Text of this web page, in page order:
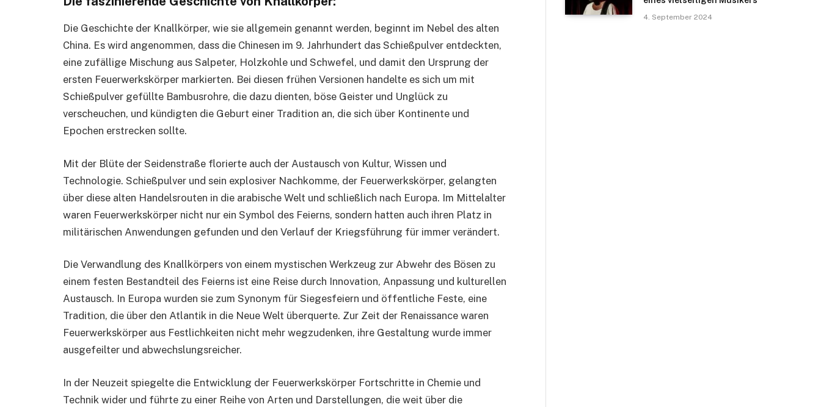
Die Geschichte der Knallkörper, wie sie allgemein genannt werden, beginnt im Nebel des alten
China. Es wird angenommen, dass die Chinesen im 9. Jahrhundert das Schießpulver entdeckten,
eine zufällige Mischung aus Salpeter, Holzkohle und Schwefel, und damit den Ursprung der
ersten Feuerwerkskörper markierten. Bei diesen frühen Versionen handelte es sich um mit
Schießpulver gefüllte Bambusrohre, die dazu dienten, böse Geister und Unglück zu
verscheuchen, und kündigten die Geburt einer Tradition an, die sich über Kontinente und
Epochen erstrecken sollte.
Mit der Blüte der Seidenstraße florierte auch der Austausch von Kultur, Wissen und
Technologie. Schießpulver und sein explosiver Nachkomme, der Feuerwerkskörper, gelangten
über diese alten Handelsrouten in die arabische Welt und schließlich nach Europa. Im Mittelalter
waren Feuerwerkskörper nicht nur ein Symbol des Feierns, sondern hatten auch ihren Platz in
militärischen Anwendungen gefunden und den Verlauf der Kriegsführung für immer verändert.
Die Verwandlung des Knallkörpers von einem mystischen Werkzeug zur Abwehr des Bösen zu
einem festen Bestandteil des Feierns ist eine Reise durch Innovation, Anpassung und kulturellen
Austausch. In Europa wurden sie zum Synonym für Siegesfeiern und öffentliche Feste, eine
Tradition, die über den Atlantik in die Neue Welt überquerte. Zur Zeit der Renaissance waren
Feuerwerkskörper aus Festlichkeiten nicht mehr wegzudenken, ihre Gestaltung wurde immer
ausgefeilter und abwechslungsreicher.
In der Neuzeit spiegelte die Entwicklung der Feuerwerkskörper Fortschritte in Chemie und
Technik wider und führte zu einer Reihe von Arten und Darstellungen, die weit über die
4. September 2024